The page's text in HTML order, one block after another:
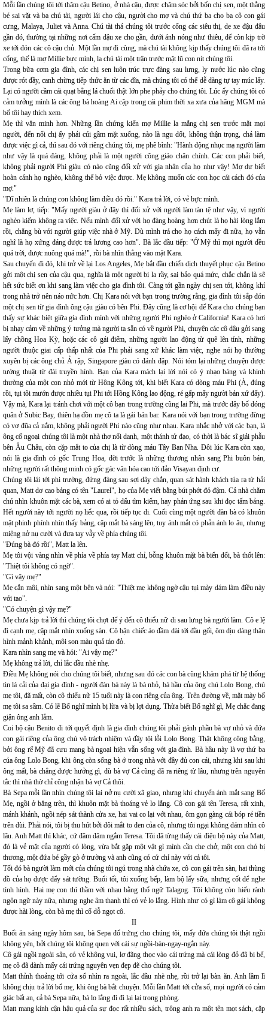
Mỗi lần chúng tôi tới thăm cậu Betino, ở nhà cậu, được chăm sóc bởi bốn chị sen, một thằng
bé sai vặt và ba chú tài, người lái cho cậu, người cho mợ và chú thứ ba cho ba cô con gái
cưng, Malaya, Juliet và Anna. Chú tài thả chúng tôi trước cổng các siêu thị, de xe đậu đâu
gần đó, thường tại những nơi cấm đậu xe cho gần, dưới ánh nóng như thiêu, để còn kịp trờ
xe tới đón các cô cậu chủ. Một lần mợ đi cùng, mà chú tài không kịp thấy chúng tôi đã ra tới
cổng, thế là mợ Millie bực mình, la chú tài một trận trước mặt lũ con nít chúng tôi.
Trong bữa cơm gia đình, các chị sen luôn trúc trực đàng sau lưng, ly nước lúc nào cũng
được rót đầy, canh chừng tiếp thức ăn từ các đĩa, mà chúng tôi có thể dễ dàng tự tay múc lấy.
Lại có người cầm cái quạt bằng lá chuối thật lớn phe phảy cho chúng tôi. Lúc ấy chúng tôi có
cảm tưởng mình là các ông bà hoàng Ai cập trong cái phim thời xa xưa của hãng MGM mà
bố tôi hay thích xem.
Mẹ thì văn minh hơn. Những lần chứng kiến mợ Millie la mắng chị sen trước mặt mọi
người, đến nổi chị ấy phải cúi gầm mặt xuống, nào là ngu dốt, không thận trọng, chả làm
được việc gì cả, thì sau đó với riêng chúng tôi, mẹ phê bình: "Hành động nhục mạ người làm
như vậy là quá đáng, không phải là một người công giáo chân chính. Các con phải biết,
không phải người Phi giàu có nào cũng đối xử với gia nhân của họ như vậy! Mợ dư biết
hoàn cảnh họ nghèo, không thể bỏ việc được. Mẹ không muốn các con học cái cách đó của
mợ."
"Dĩ nhiên là chúng con không làm điều đó rồi." Kara trả lời, có vẻ bực mình.
Mẹ làm lơ, tiếp: "Mấy người giàu ở đây thì đối xử với người làm tàn tệ như vậy, vì người
nghèo kiếm không ra việc. Nếu mình đối xử với họ đàng hoàng hơn chút là họ hài lòng lắm
rồi, chẳng bù với người giúp việc nhà ở Mỹ. Dù mình trả cho họ cách mấy đi nữa, họ vẫn
nghĩ là họ xứng đáng được trả lương cao hơn". Bà lắc đầu tiếp: "Ở Mỹ thì mọi người đều
quá trời, được nuông quá mà!", rồi bà nhìn thẳng vào mặt Kara.
Sau chuyến đi đó, khi trở về lại Los Angeles, Mẹ bắt đầu chiến dịch thuyết phục cậu Betino
gởi một chị sen của cậu qua, nghĩa là một người bị la rầy, sai bảo quá mức, chắc chắn là sẽ
hết sức biết ơn khi sang làm việc cho gia đình tôi. Càng tới gần ngày chị sen tới, không khí
trong nhà trở nên náo nức hơn. Chị Kara nói với bạn trong trường rằng, gia đình tôi sắp đón
một chị sen từ gia đình ông cậu giàu có bên Phi. Đây cũng là cơ hội để Kara cho chúng bạn
thấy sự khác biệt giữa gia đình mình với những người Phi nghèo ở California! Kara có hơi
bị nhạy cảm về những ý tưởng mà người ta sẵn có về người Phi, chuyện các cô dâu gởi sang
lấy chồng Hoa Kỳ, hoặc các cô gái điếm, những người lao động từ quê lên tỉnh, những
người thuộc giai cấp thấp nhất của Phi phải sang xứ khác làm việc, nghe nói họ thường
xuyên bị các ông chủ Ả rập, Singapore giàu có đánh đập. Nói tóm lại những chuyện được
tường thuật từ đài truyền hình. Bạn của Kara mách lại lời nói có ý nhạo báng và khinh
thường của một con nhỏ mới từ Hông Kông tới, khi biết Kara có dòng máu Phi (À, đúng
rồi, tụi tôi mướn được nhiều tụi Phi tới Hồng Kông lao động, rẻ gấp mấy người bản xứ đấy).
Vậy mà, Kara lại tránh chơi với một cô bạn trong trường cũng lai Phi, mà trước đây bố đóng
quân ở Subic Bay, thiên hạ đồn mẹ cô ta là gái bán bar. Kara nói với bạn trong trường đừng
có vơ đũa cả nắm, không phải người Phi nào cũng như nhau. Kara nhắc nhở với các bạn, là
ông cố ngoại chúng tôi là một nhà thơ nổi danh, một thánh tử đạo, có thời là bác sĩ giải phẫu
bên Âu Châu, còn cặp mắt to của chị là từ dòng máu Tây Ban Nha. Đôi lúc Kara còn xạo,
nói là gia đình có gốc Trung Hoa, đời trước là những thương nhân sang Phi buôn bán,
những người rất thông minh có gốc gác văn hóa cao tới đảo Visayan định cư.
Chúng tôi lái tới phi trường, đứng đàng sau sợi dây chắn, quan sát hành khách túa ra từ hải
quan, Matt dơ cao bảng có tên "Laurel", họ của Mẹ viết bằng bút phớt đỏ đậm. Cả nhà chăm
chú nhìn khuôn mặt các bà, xem có ai tỏ dấu tìm kiếm, hay phản ứng sau khi đọc tấm bảng.
Hết người này tới người nọ liếc qua, rồi tiếp tục đi. Cuối cùng một người đàn bà có khuôn
mặt phinh phính nhìn thấy bảng, cặp mắt bà sáng lên, tuy ánh mắt có phản ánh lo âu, nhưng
miệng nở nụ cười và đưa tay vẫy về phía chúng tôi.
"Đúng bà đó rồi", Matt la lên.
Mẹ tôi vội vàng nhìn về phía về phía tay Matt chỉ, bỗng khuôn mặt bà biến đổi, bà thốt lên:
"Thiệt tôi không có ngờ".
"Gì vậy mẹ?"
Mẹ cắn môi, nhìn sang một bên và nói: "Thiệt mẹ không ngờ cậu tụi mày dám làm điều này
với tao".
"Có chuyện gì vậy mẹ?"
Mẹ chưa kịp trả lời thì chúng tôi chợt để ý đến cô thiếu nữ đi sau lưng bà người làm. Cô e lệ
đi cạnh mẹ, cặp mắt nhìn xuống sàn. Cô bận chiếc áo đầm dài tới đầu gối, ôm dịu dàng thân
hình mảnh khảnh, môi son màu quả táo đỏ.
Kara nhìn sang mẹ và hỏi: "Ai vậy mẹ?"
Mẹ không trả lời, chỉ lắc đầu nhè nhẹ.
Điều Mẹ không nói cho chúng tôi biết, nhưng sau đó các con bà cũng khám phá từ hệ thống
tin lá cải của đại gia đình - người đàn bà này là bà nhỏ, bà hầu của ông chú Lolo Bong, chú
mẹ tôi, đã mất, còn cô thiếu nữ 15 tuổi này là con riêng của ông. Trên đường về, mặt mày bố
mẹ tôi sa sầm. Có lẽ Bố nghĩ mình bị lừa và bị lợi dụng. Thừa biết Bố nghĩ gì, Mẹ chắc đang
giận ông anh lắm.
Coi bộ cậu Benito đi tới quyết định là gia đình chúng tôi phải gánh phần bà vợ nhỏ và đứa
con gái riêng của ông chú vô trách nhiệm và đầy tội lỗi Lolo Bong. Thật không công bằng,
bởi ông rể Mỹ đã cưu mang bà ngoại hiện vẫn sống với gia đình. Bà hầu này là vợ thứ ba
của ông Lolo Bong, khi ông còn sống bà ở trong nhà với đầy đủ con cái, nhưng khi sau khi
ông mất, bà chẳng được hưởng gì, dù bà vợ Cả cũng đã ra riêng từ lâu, nhưng trên nguyên
tắc thì nhà thờ chỉ công nhận bà vợ Cả thôi.
Bà Sepa mỗi lần nhìn chúng tôi lại nở nụ cười xã giao, nhưng khi chuyển ánh mắt sang Bố
Mẹ, ngồi ở băng trên, thì khuôn mặt bà thoáng vẻ lo lắng. Cô con gái tên Teresa, rất xinh,
mảnh khảnh, ngồi nép sát thành cửa xe, hai vai co lại với nhau, ôm gọn gàng cái bóp rẻ tiền
trên đùi. Phải nói, tôi bị thu hút bởi đôi mắt to đen của cô, nhưng tôi ngại không dám nhìn cô
lâu. Anh Matt thì khác, cứ đăm đăm ngắm Teresa. Tôi đã từng thấy cái điệu bộ này của Matt,
đó là vẻ mặt của người có lòng, vừa bắt gặp một vật gì mình cần che chở, một con chó bị
thương, một đứa bé gầy gò ở trường và anh cũng có cử chỉ này với cả tôi.
Tối đó bà người làm mới của chúng tôi ngủ trong nhà chứa xe, cô con gái trên sàn, hai thùng
đồ của họ được đẩy sát tường. Buổi tối, tôi xuống bếp, làm bộ lấy sữa, nhưng cốt để nghe
tình hình. Hai mẹ con thì thầm với nhau bằng thổ ngữ Talagog. Tôi không còn hiểu rành
ngôn ngữ này nữa, nhưng nghe âm thanh thì có vẻ lo lắng. Hình như có gì làm cô gái không
được hài lòng, còn bà mẹ thì cố dỗ ngọt cô.
II
Buổi ăn sáng ngày hôm sau, bà Sepa đổ trứng cho chúng tôi, mấy đứa chúng tôi thật ngồi
không yên, bởi chúng tôi không quen với cái sự ngồi-bàn-ngay-ngắn này.
Cô gái ngồi ngoài sân, có vẻ không vui, lơ đãng thọc vào cái trứng mà cái lòng đỏ đã bị bể,
mẹ cô đã dành mấy cái trứng nguyên vẹn đẹp đẽ cho chúng tôi.
Matt thỉnh thoảng tới cửa sổ nhìn ra ngoài, lắc đầu nhè nhẹ, rồi trở lại bàn ăn. Anh lầm lì
không chịu trả lời bố mẹ, khi ông bà bắt chuyện. Mỗi lần Matt tới cửa sổ, mọi người có cảm
giác bất an, cả bà Sepa nữa, bà lo lắng đi đi lại lại trong phòng.
Matt mang kính cận hậu quả của sự đọc rất nhiều sách, trông anh ra một tên mọt sách, cặp